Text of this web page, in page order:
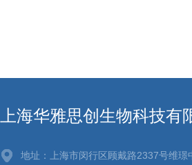
上海华雅思创生物科技有
地址：上海市闵行区顾戴路2337号维璟